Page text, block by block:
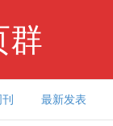
群
最新发表